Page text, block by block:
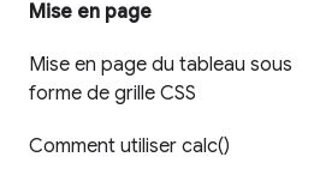
Mise en page
Mise en page du tableau sous
forme de grille CSS
Comment utiliser calc()